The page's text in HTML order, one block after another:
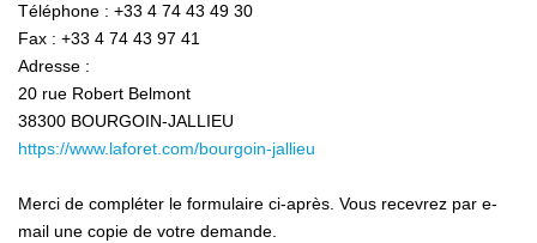
Qui Sommes Nous
Nos Services
Avis Clients
Nos Actualités
Téléphone : +33 4 74 43 49 30
Fax : +33 4 74 43 97 41
Adresse :
20 rue Robert Belmont
38300 BOURGOIN-JALLIEU
https://www.laforet.com/bourgoin-jallieu
Merci de compléter le formulaire ci-après. Vous recevrez par e-
mail une copie de votre demande.